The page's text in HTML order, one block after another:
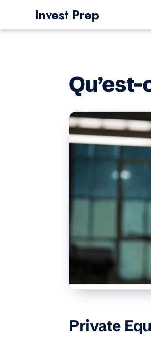
contenu
Invest Prep
Private